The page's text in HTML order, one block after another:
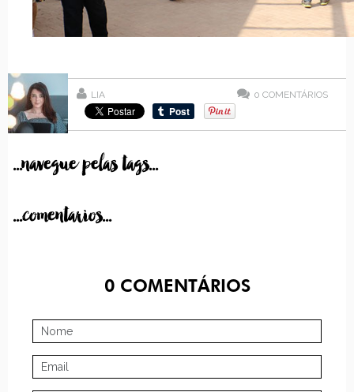
LIA 0 COMENTÁRIOS
...navegue pelas tags...
...comentarios...
0COMENTÁRIOS